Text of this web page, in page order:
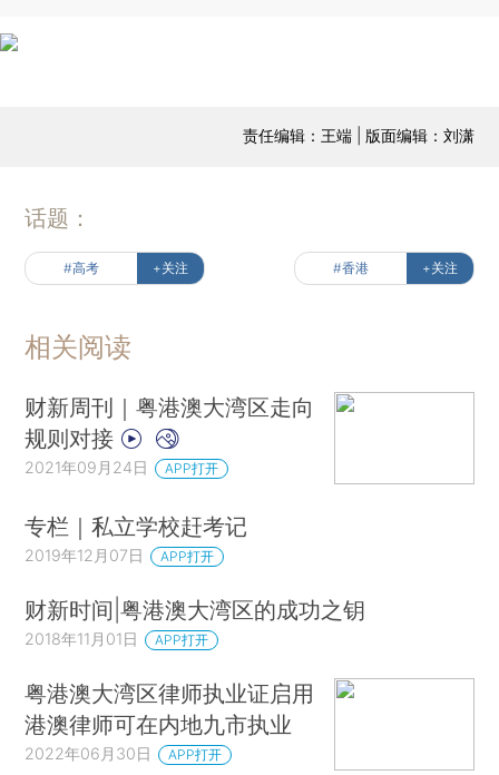
责任编辑：王端 | 版面编辑：刘潇
话题：
#高考 +关注 #香港 +关注
相关阅读
财新周刊｜粤港澳大湾区走向
规则对接
2021年09月24日 APP打开
专栏｜私立学校赶考记
2019年12月07日 APP打开
财新时间|粤港澳大湾区的成功之钥
2018年11月01日 APP打开
粤港澳大湾区律师执业证启用
港澳律师可在内地九市执业
2022年06月30日 APP打开